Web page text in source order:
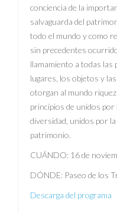
conciencia de la
salvaguarda del
todo el mundo y como
sin precedentes
llamamiento a todas las
lugares, los objetos y
otorgan al mundo
principios de unidos
diversidad, unidos por
patrimonio.
CUÁNDO: 16 de
DÓNDE: Paseo de los
Descarga del programa